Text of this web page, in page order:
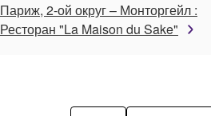
Париж, 2-ой округ – Монторгейл :
Ресторан "La Maison du Sake"